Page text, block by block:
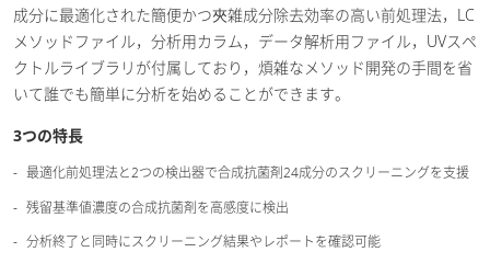
成分に最適化された簡便かつ夾雑成分除去効率の高い前処理法，LC
メソッドファイル，分析用カラム，データ解析用ファイル，UVスペ
クトルライブラリが付属しており，煩雑なメソッド開発の手間を省
いて誰でも簡単に分析を始めることができます。
3つの特長
最適化前処理法と2つの検出器で合成抗菌剤24成分のスクリーニングを支援
残留基準値濃度の合成抗菌剤を高感度に検出
分析終了と同時にスクリーニング結果やレポートを確認可能